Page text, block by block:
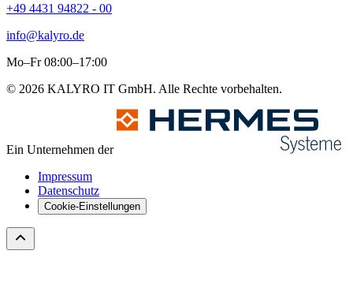
+49 4431 94822 - 00
info@kalyro.de
Mo–Fr 08:00–17:00
© 2026 KALYRO IT GmbH. Alle Rechte vorbehalten.
Ein Unternehmen der
Impressum
Datenschutz
Cookie-Einstellungen